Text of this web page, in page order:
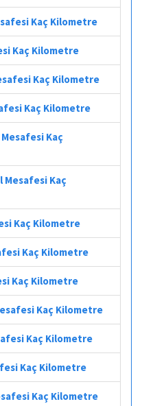
Kaç Kilometre
Kaç Kilometre
Kaç Kilometre
Kaç Kilometre
Mesafesi Kaç
Mesafesi Kaç
Kaç Kilometre
Kaç Kilometre
Kaç Kilometre
Kaç Kilometre
Kaç Kilometre
Kaç Kilometre
Kaç Kilometre